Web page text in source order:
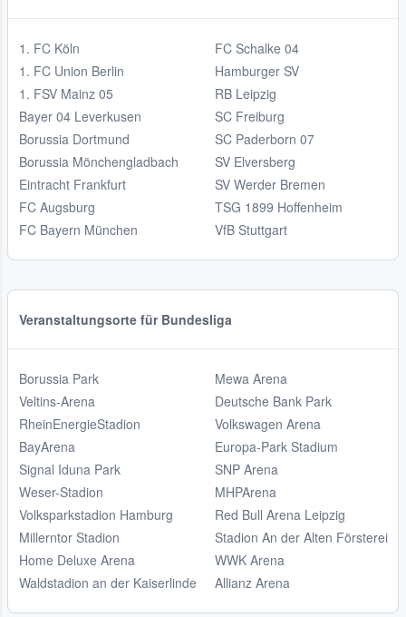
1. FC Köln
1. FC Union Berlin
1. FSV Mainz 05
Bayer 04 Leverkusen
Borussia Dortmund
Borussia Mönchengladbach
Eintracht Frankfurt
FC Augsburg
FC Bayern München
FC Schalke 04
Hamburger SV
RB Leipzig
SC Freiburg
SC Paderborn 07
SV Elversberg
SV Werder Bremen
TSG 1899 Hoffenheim
VfB Stuttgart
Veranstaltungsorte für Bundesliga
Borussia Park
Veltins-Arena
RheinEnergieStadion
BayArena
Signal Iduna Park
Weser-Stadion
Volksparkstadion Hamburg
Millerntor Stadion
Home Deluxe Arena
Waldstadion an der Kaiserlinde
Mewa Arena
Deutsche Bank Park
Volkswagen Arena
Europa-Park Stadium
SNP Arena
MHPArena
Red Bull Arena Leipzig
Stadion An der Alten Försterei
WWK Arena
Allianz Arena